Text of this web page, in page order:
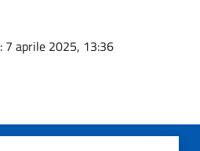
: 7 aprile 2025, 13:36